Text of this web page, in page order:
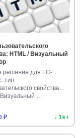
HTML / Визуальный
решение для 1С-
тип
свойства
…
₽ ↓ 1k+